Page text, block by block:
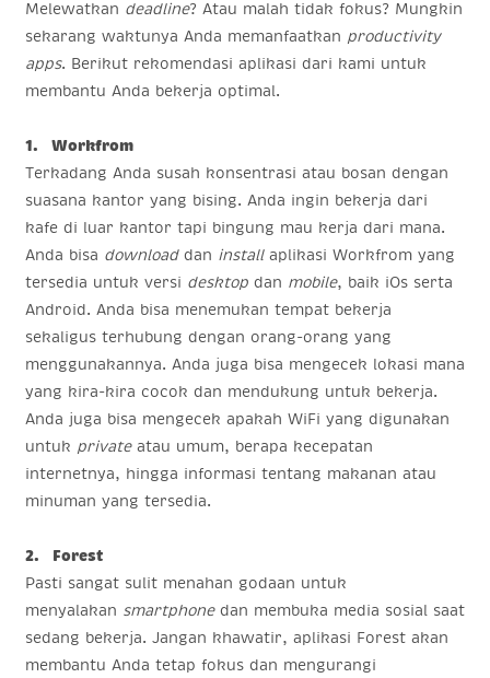
Melewatkan deadline? Atau malah tidak fokus? Mungkin
sekarang waktunya Anda memanfaatkan productivity
apps. Berikut rekomendasi aplikasi dari kami untuk
membantu Anda bekerja optimal.
1. Workfrom
Terkadang Anda susah konsentrasi atau bosan dengan
suasana kantor yang bising. Anda ingin bekerja dari
kafe di luar kantor tapi bingung mau kerja dari mana.
Anda bisa download dan install aplikasi Workfrom yang
tersedia untuk versi desktop dan mobile, baik iOs serta
Android. Anda bisa menemukan tempat bekerja
sekaligus terhubung dengan orang-orang yang
menggunakannya. Anda juga bisa mengecek lokasi mana
yang kira-kira cocok dan mendukung untuk bekerja.
Anda juga bisa mengecek apakah WiFi yang digunakan
untuk privateatau umum, berapa kecepatan
internetnya, hingga informasi tentang makanan atau
minuman yang tersedia.
2. Forest
Pasti sangat sulit menahan godaan untuk
menyalakan smartphonedan membuka media sosial saat
sedang bekerja. Jangan khawatir, aplikasi Forest akan
membantu Anda tetap fokus dan mengurangi